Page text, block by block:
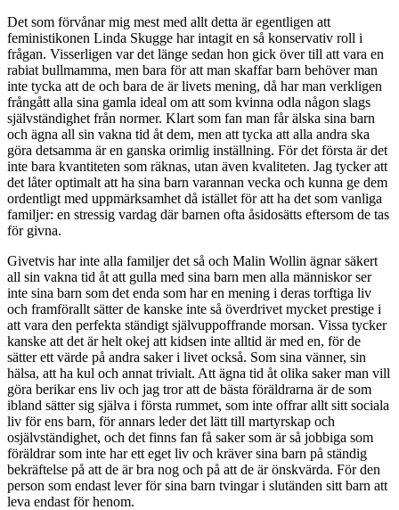
Det som förvånar mig mest med allt detta är egentligen att
feministikonen Linda Skugge har intagit en så konservativ roll i
frågan. Visserligen var det länge sedan hon gick över till att vara en
rabiat bullmamma, men bara för att man skaffar barn behöver man
inte tycka att de och bara de är livets mening, då har man verkligen
frångått alla sina gamla ideal om att som kvinna odla någon slags
självständighet från normer. Klart som fan man får älska sina barn
och ägna all sin vakna tid åt dem, men att tycka att alla andra ska
göra detsamma är en ganska orimlig inställning. För det första är det
inte bara kvantiteten som räknas, utan även kvaliteten. Jag tycker att
det låter optimalt att ha sina barn varannan vecka och kunna ge dem
ordentligt med uppmärksamhet då istället för att ha det som vanliga
familjer: en stressig vardag där barnen ofta åsidosätts eftersom de tas
för givna.
Givetvis har inte alla familjer det så och Malin Wollin ägnar säkert
all sin vakna tid åt att gulla med sina barn men alla människor ser
inte sina barn som det enda som har en mening i deras torftiga liv
och framförallt sätter de kanske inte så överdrivet mycket prestige i
att vara den perfekta ständigt självuppoffrande morsan. Vissa tycker
kanske att det är helt okej att kidsen inte alltid är med en, för de
sätter ett värde på andra saker i livet också. Som sina vänner, sin
hälsa, att ha kul och annat trivialt. Att ägna tid åt olika saker man vill
göra berikar ens liv och jag tror att de bästa föräldrarna är de som
ibland sätter sig själva i första rummet, som inte offrar allt sitt sociala
liv för ens barn, för annars leder det lätt till martyrskap och
osjälvständighet, och det finns fan få saker som är så jobbiga som
föräldrar som inte har ett eget liv och kräver sina barn på ständig
bekräftelse på att de är bra nog och på att de är önskvärda. För den
person som endast lever för sina barn tvingar i slutänden sitt barn att
leva endast för henom.